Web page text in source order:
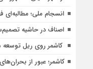
انسجام ملی؛ مطالبه‌ای
اصناف در حاشیه
کاشمر روی ریل توسعه
کاشمر؛ عبور از